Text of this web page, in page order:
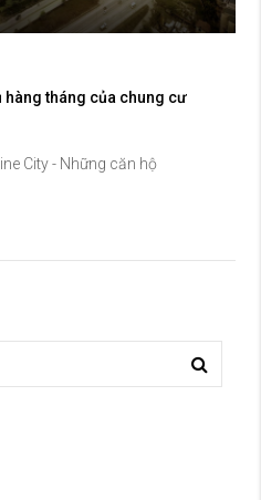
hàng tháng của chung cư
City - Những căn hộ